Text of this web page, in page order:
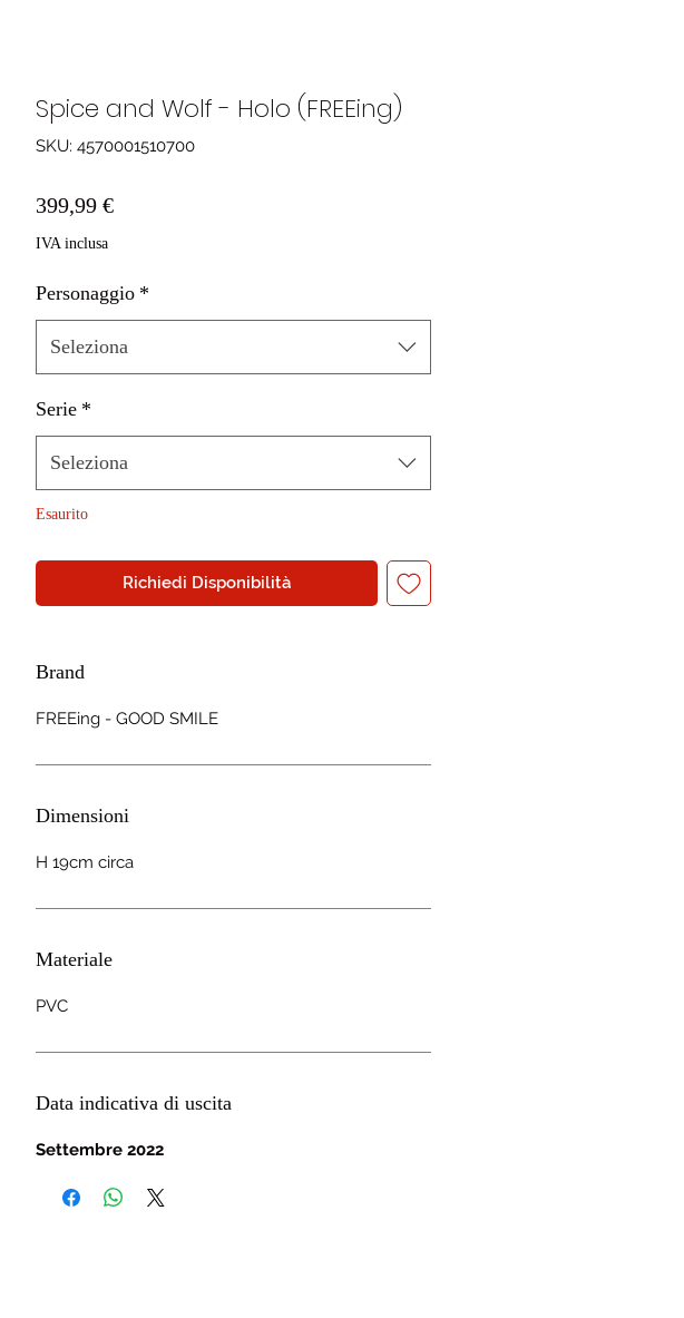
Spice and Wolf - Holo (FREEing)
SKU: 4570001510700
399,99 €Prezzo
IVA inclusa
Personaggio *
Seleziona
Serie *
Seleziona
Esaurito
Richiedi Disponibilità
Brand
FREEing - GOOD SMILE
Dimensioni
H 19cm circa
Materiale
PVC
Data indicativa di uscita
Settembre 2022